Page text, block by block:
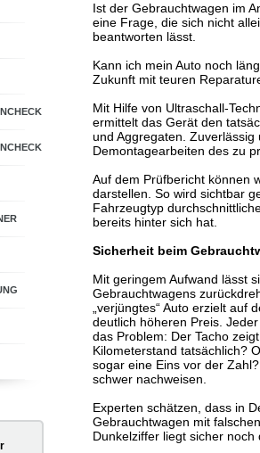
Ist der Gebrauchtwagen im
eine Frage, die sich nicht
beantworten lässt.
Kann ich mein Auto noch
Zukunft mit teuren
Mit Hilfe von Ultraschall-
ermittelt das Gerät den
und Aggregaten.
Demontagearbeiten des zu
Auf dem Prüfbericht können
darstellen. So wird sichtbar
Fahrzeugtyp
bereits hinter sich hat.
Sicherheit beim
Mit geringem Aufwand lässt
Gebrauchtwagens
„verjüngtes“ Auto erzielt auf
deutlich höheren Preis.
das Problem: Der Tacho
Kilometerstand tatsächlich?
sogar eine Eins vor der
schwer nachweisen.
Experten schätzen, dass in
Gebrauchtwagen mit
Dunkelziffer liegt sicher noch